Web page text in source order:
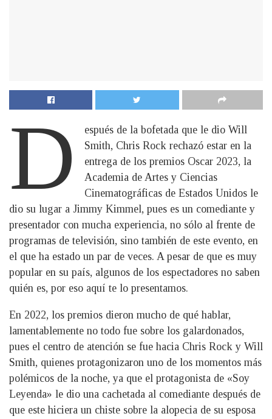
D
espués de la bofetada que le dio Will
Smith, Chris Rock rechazó estar en la
entrega de los premios Oscar 2023, la
Academia de Artes y Ciencias
Cinematográficas de Estados Unidos le
dio su lugar a Jimmy Kimmel, pues es un comediante y
presentador con mucha experiencia, no sólo al frente de
programas de televisión, sino también de este evento, en
el que ha estado un par de veces. A pesar de que es muy
popular en su país, algunos de los espectadores no saben
quién es, por eso aquí te lo presentamos.
En 2022, los premios dieron mucho de qué hablar,
lamentablemente no todo fue sobre los galardonados,
pues el centro de atención se fue hacia Chris Rock y Will
Smith, quienes protagonizaron uno de los momentos más
polémicos de la noche, ya que el protagonista de «Soy
Leyenda» le dio una cachetada al comediante después de
que este hiciera un chiste sobre la alopecia de su esposa